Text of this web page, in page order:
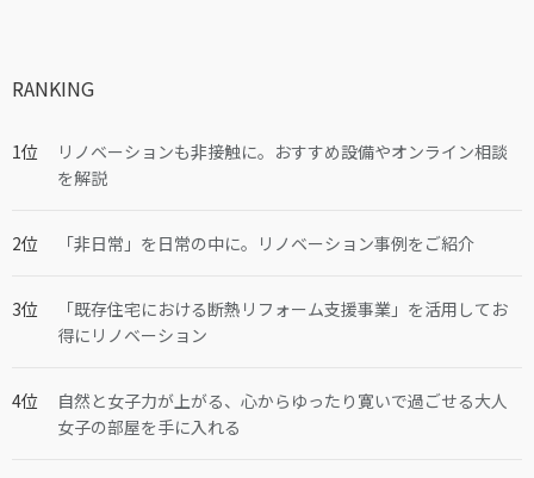
RANKING
リノベーションも非接触に。おすすめ設備やオンライン相談
を解説
「非日常」を日常の中に。リノベーション事例をご紹介
「既存住宅における断熱リフォーム支援事業」を活用してお
得にリノベーション
自然と女子力が上がる、心からゆったり寛いで過ごせる大人
女子の部屋を手に入れる